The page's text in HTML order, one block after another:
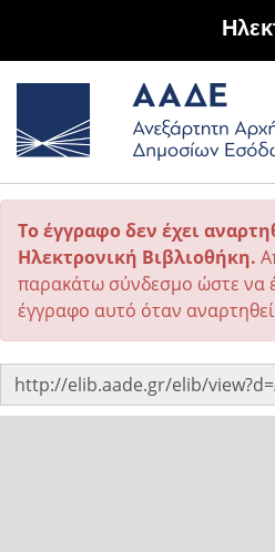
Το έγγραφο δεν έχει
Ηλεκτρονική Βιβλιοθήκη.
παρακάτω σύνδεσμο ώστε να
έγγραφο αυτό όταν